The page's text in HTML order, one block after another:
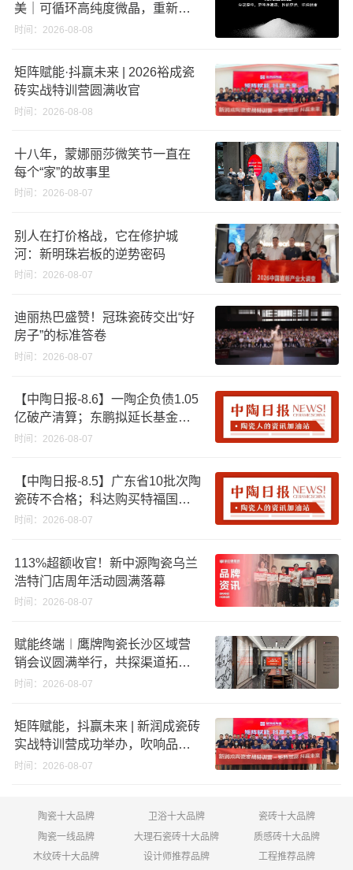
美｜可循环高纯度微晶，重新定
义高端奢石原料
时间：2026-08-08
矩阵赋能·抖赢未来 | 2026裕成瓷
砖实战特训营圆满收官
时间：2026-08-08
十八年，蒙娜丽莎微笑节一直在
每个“家”的故事里
时间：2026-08-07
别人在打价格战，它在修护城
河：新明珠岩板的逆势密码
时间：2026-08-07
迪丽热巴盛赞！冠珠瓷砖交出“好
房子”的标准答卷
时间：2026-08-07
【中陶日报-8.6】一陶企负债1.05
亿破产清算；东鹏拟延长基金投
资期限；工信部开展建陶行业能
时间：2026-08-07
【中陶日报-8.5】广东省10批次陶
瓷砖不合格；科达购买特福国际
股份申请未通过；蒙娜丽莎5千万
破18亿元
时间：2026-08-07
113%超额收官！新中源陶瓷乌兰
浩特门店周年活动圆满落幕
时间：2026-08-07
赋能终端︱鹰牌陶瓷长沙区域营
销会议圆满举行，共探渠道拓展
与门店升级新路径
时间：2026-08-07
矩阵赋能，抖赢未来 | 新润成瓷砖
实战特训营成功举办，吹响品牌
秋季营销冲锋号！
时间：2026-08-07
陶瓷十大品牌 卫浴十大品牌
瓷砖十大品牌
陶瓷一线品牌
大理石瓷砖十大品牌
质感砖十大品牌
木纹砖十大品牌
设计师推荐品牌 工程推荐品牌